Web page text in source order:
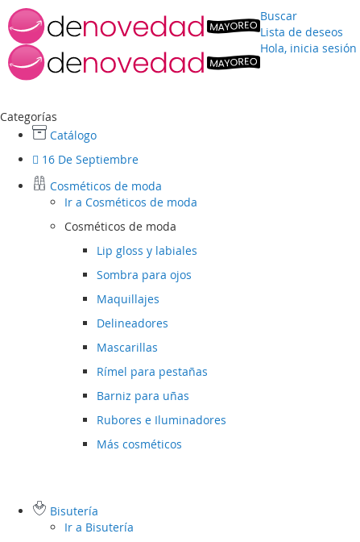
Buscar
Lista de deseos
Hola, inicia sesión
Categorías
Catálogo
16 De Septiembre
Cosméticos de moda
Ir a Cosméticos de moda
Cosméticos de moda
Lip gloss y labiales
Sombra para ojos
Maquillajes
Delineadores
Mascarillas
Rímel para pestañas
Barniz para uñas
Rubores e Iluminadores
Más cosméticos
Bisutería
Ir a Bisutería